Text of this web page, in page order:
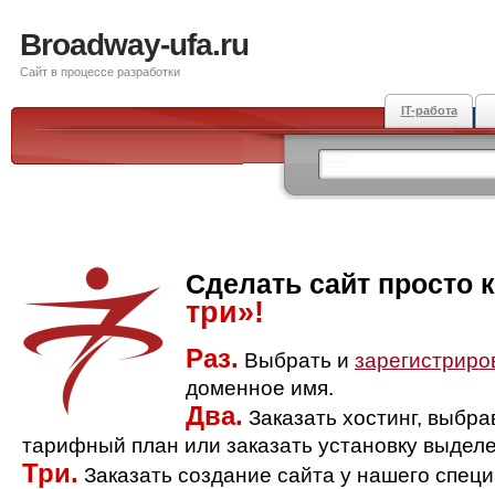
Broadway-ufa.ru
Сайт в процессе разработки
IT-работа
Сделать сайт просто
три»!
Раз. Выбрать и
доменное имя.
Два. Заказать хостинг,
тарифный план или заказать установку
Три. Заказать создание сайта у нашего